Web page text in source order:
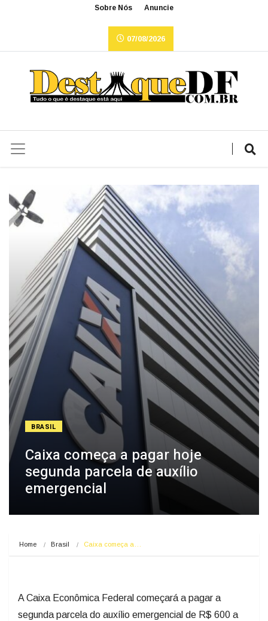
Sobre Nós Anuncie
07/08/2026
BRASIL
Caixa começa a pagar hoje
segunda parcela de auxílio
emergencial
Home Brasil Caixa começa a…
A Caixa Econômica Federal começará a pagar a
segunda parcela do auxílio emergencial de R$ 600 a